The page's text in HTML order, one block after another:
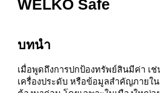
WELKO Safe
บทนำ
เมื่อพูดถึงการปกป้องทรัพย์สินมีค่า เช่
เครื่องประดับ หรือข้อมูลสำคัญภายใ